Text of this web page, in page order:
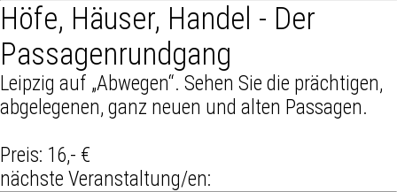
Höfe, Häuser, Handel - Der
Passagenrundgang
Leipzig auf „Abwegen“. Sehen Sie die prächtigen,
abgelegenen, ganz neuen und alten Passagen.
Preis: 16,- €
nächste Veranstaltung/en: